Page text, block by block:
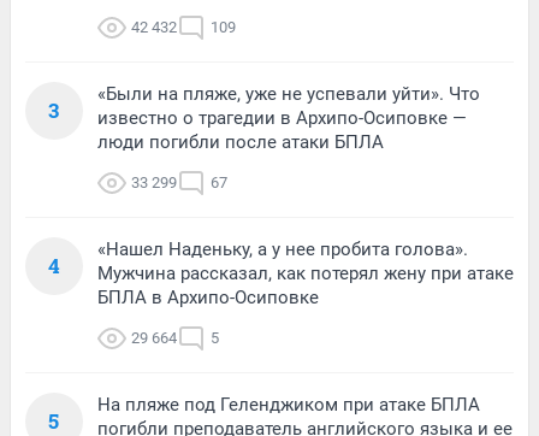
42 432 109
3
«Были на пляже, уже не успевали уйти». Что
известно о трагедии в Архипо-Осиповке —
люди погибли после атаки БПЛА
33 299 67
4
«Нашел Наденьку, а у нее пробита голова».
Мужчина рассказал, как потерял жену при атаке
БПЛА в Архипо-Осиповке
29 664 5
5
На пляже под Геленджиком при атаке БПЛА
погибли преподаватель английского языка и ее